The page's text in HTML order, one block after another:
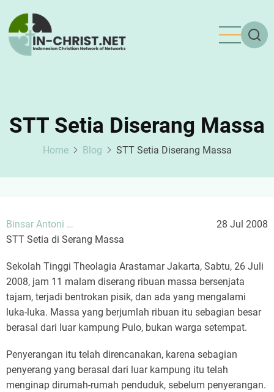
main
content
STT Setia Diserang Massa
Home Blog STT Setia Diserang Massa
Binsar Antoni …
28 Jul 2008
STT Setia di Serang Massa
Sekolah Tinggi Theolagia Arastamar Jakarta, Sabtu, 26 Juli
2008, jam 11 malam diserang ribuan massa bersenjata
tajam, terjadi bentrokan pisik, dan ada yang mengalami
luka-luka. Massa yang berjumlah ribuan itu sebagian besar
berasal dari luar kampung Pulo, bukan warga setempat.
Penyerangan itu telah direncanakan, karena sebagian
penyerang yang berasal dari luar kampung itu telah
menginap dirumah-rumah penduduk, sebelum penyerangan.